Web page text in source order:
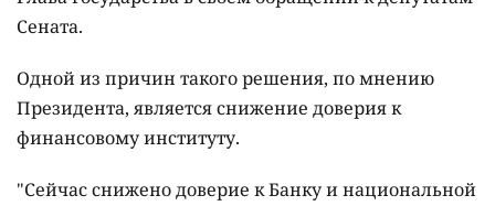
Сената.
Одной из причин такого решения, по мнению
Президента, является снижение доверия к
финансовому институту.
"Сейчас снижено доверие к Банку и национальной